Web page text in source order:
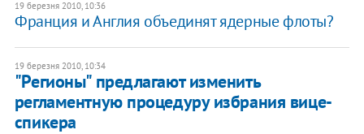
19 березня 2010, 10:36
Франция и Англия объединят ядерные флоты?
19 березня 2010, 10:34
"Регионы" предлагают изменить
регламентную процедуру избрания вице-
спикера